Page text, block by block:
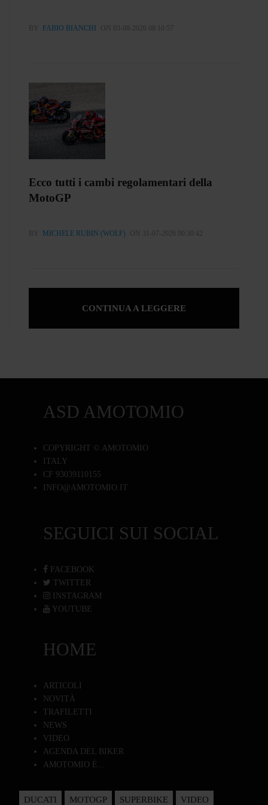
BY FABIO BIANCHI ON 03-08-2026 08:10:57
Ecco tutti i cambi regolamentari della
MotoGP
BY MICHELE RUBIN (WOLF) ON 31-07-2026 00:30:42
CONTINUA A LEGGERE
ASD AMOTOMIO
COPYRIGHT © AMOTOMIO
ITALY
CF 93039110155
INFO@AMOTOMIO.IT
SEGUICI SUI SOCIAL
FACEBOOK
TWITTER
INSTAGRAM
YOUTUBE
HOME
ARTICOLI
NOVITÀ
TRAFILETTI
NEWS
VIDEO
AGENDA DEL BIKER
AMOTOMIO È...
DUCATI MOTOGP SUPERBIKE VIDEO